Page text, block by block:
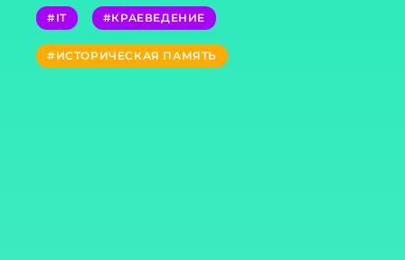
#IT #КРАЕВЕДЕНИЕ
#ИСТОРИЧЕСКАЯ ПАМЯТЬ